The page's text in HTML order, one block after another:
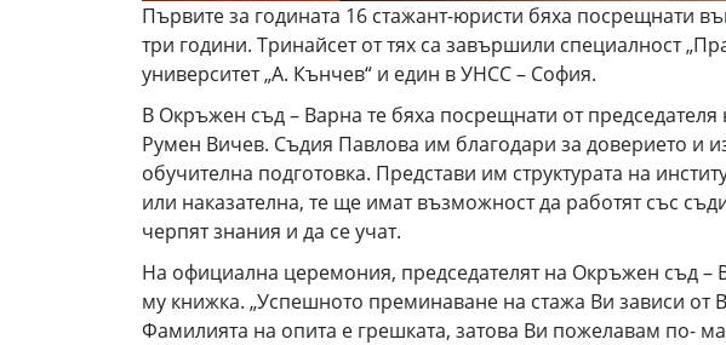
Първите за годината 16 стажант-юристи бяха посрещнати
три години. Тринайсет от тях са завършили специалност
университет „А. Кънчев“ и един в УНСС – София.
В Окръжен съд – Варна те бяха посрещнати от
Румен Вичев. Съдия Павлова им благодари за доверието и
обучителна подготовка. Представи им структурата на
или наказателна, те ще имат възможност да работят със
черпят знания и да се учат.
На официална церемония, председателят на Окръжен съд –
му книжка. „Успешното преминаване на стажа Ви зависи
Фамилията на опита е грешката, затова Ви пожелавам по-